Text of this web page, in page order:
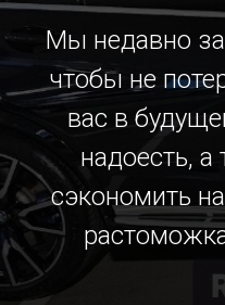
Мы недавно
чтобы не
вас в
надоесть,
сэкономить